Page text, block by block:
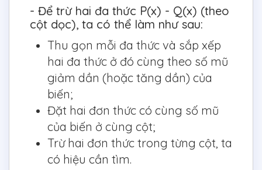
- Để trừ hai đa thức P(x) - Q(x) (theo
cột dọc), ta có thể làm như sau:
Thu gọn mỗi đa thức và sắp xếp
hai đa thức ở đó cùng theo số mũ
giảm dần (hoặc tăng dần) của
biến;
Đặt hai đơn thức có cùng số mũ
của biến ở cùng cột;
Trừ hai đơn thức trong từng cột, ta
có hiệu cần tìm.